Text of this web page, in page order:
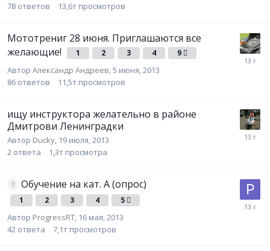
78 ответов 13,6т просмотров
Мототрениг 28 июня. Приглашаются все
желающие!
1 2 3 4 9
Автор Александр Андреев 5 июня, 2013
86 ответов 11,5т просмотров
ищу инструктора желательно в районе
Дмитрови Ленинградки
Автор Ducky 19 июля, 2013
2 ответа 1,3т просмотра
Обучение на кат. А (опрос)
1 2 3 4 5
Автор ProgressRT 16 мая, 2013
42 ответа 7,1т просмотров